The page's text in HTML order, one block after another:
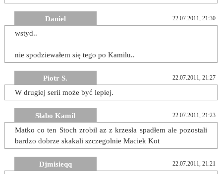
Daniel 22.07.2011, 21:30
wstyd..
nie spodziewałem się tego po Kamilu..
Piotr S. 22.07.2011, 21:27
W drugiej serii może być lepiej.
Słabo Kamil 22.07.2011, 21:23
Matko co ten Stoch zrobil az z krzesła spadłem ale pozostali
bardzo dobrze skakali szczegolnie Maciek Kot
Djmisieqq 22.07.2011, 21:21